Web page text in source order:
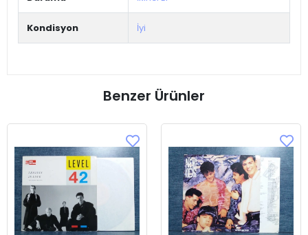
Kondisyon İyi
Benzer Ürünler